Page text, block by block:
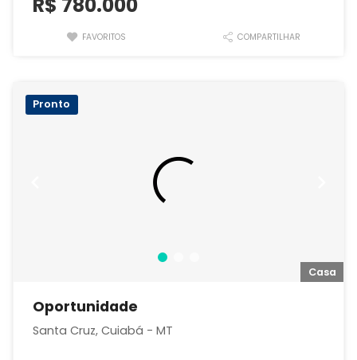
FAVORITOS COMPARTILHAR
Casa
Pronto
Oportunidade
Santa Cruz, Cuiabá - MT